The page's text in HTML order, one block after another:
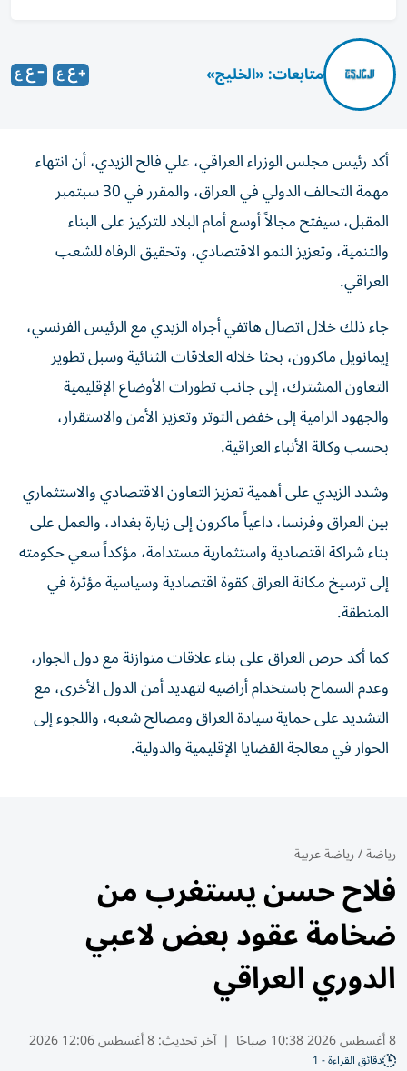
متابعات: «الخليج»
أكد رئيس مجلس الوزراء العراقي، علي فالح الزيدي، أن انتهاء
مهمة التحالف الدولي في العراق، والمقرر في 30 سبتمبر
المقبل، سيفتح مجالاً أوسع أمام البلاد للتركيز على البناء
والتنمية، وتعزيز النمو الاقتصادي، وتحقيق الرفاه للشعب
العراقي.
جاء ذلك خلال اتصال هاتفي أجراه الزيدي مع الرئيس الفرنسي،
إيمانويل ماكرون، بحثا خلاله العلاقات الثنائية وسبل تطوير
التعاون المشترك، إلى جانب تطورات الأوضاع الإقليمية
والجهود الرامية إلى خفض التوتر وتعزيز الأمن والاستقرار،
بحسب وكالة الأنباء العراقية.
وشدد الزيدي على أهمية تعزيز التعاون الاقتصادي والاستثماري
بين العراق وفرنسا، داعياً ماكرون إلى زيارة بغداد، والعمل على
بناء شراكة اقتصادية واستثمارية مستدامة، مؤكداً سعي حكومته
إلى ترسيخ مكانة العراق كقوة اقتصادية وسياسية مؤثرة في
المنطقة.
كما أكد حرص العراق على بناء علاقات متوازنة مع دول الجوار،
وعدم السماح باستخدام أراضيه لتهديد أمن الدول الأخرى، مع
التشديد على حماية سيادة العراق ومصالح شعبه، واللجوء إلى
الحوار في معالجة القضايا الإقليمية والدولية.
رياضة/رياضة عربية
فلاح حسن يستغرب من
ضخامة عقود بعض لاعبي
الدوري العراقي
8 أغسطس 2026 10:38 صباحًا | آخر تحديث:8 أغسطس 12:06 2026
دقائق القراءة - 1